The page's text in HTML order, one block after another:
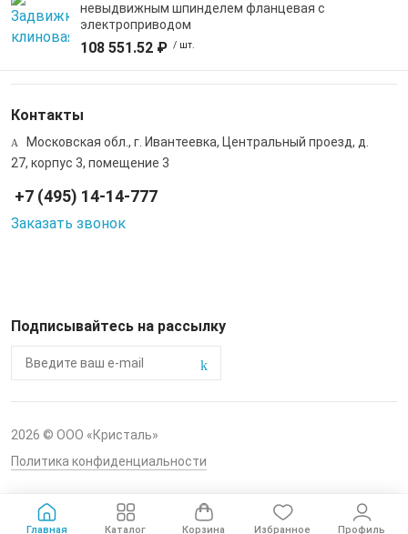
невыдвижным шпинделем фланцевая с
электроприводом
108 551.52 ₽ / шт.
Главная Каталог Корзина Избранное Профиль
Контакты
Московская обл., г. Ивантеевка, Центральный проезд, д.
27, корпус 3, помещение 3
+7 (495) 14-14-777
Заказать звонок
Подписывайтесь на рассылку
2026 © ООО «Кристаль»
Политика конфиденциальности